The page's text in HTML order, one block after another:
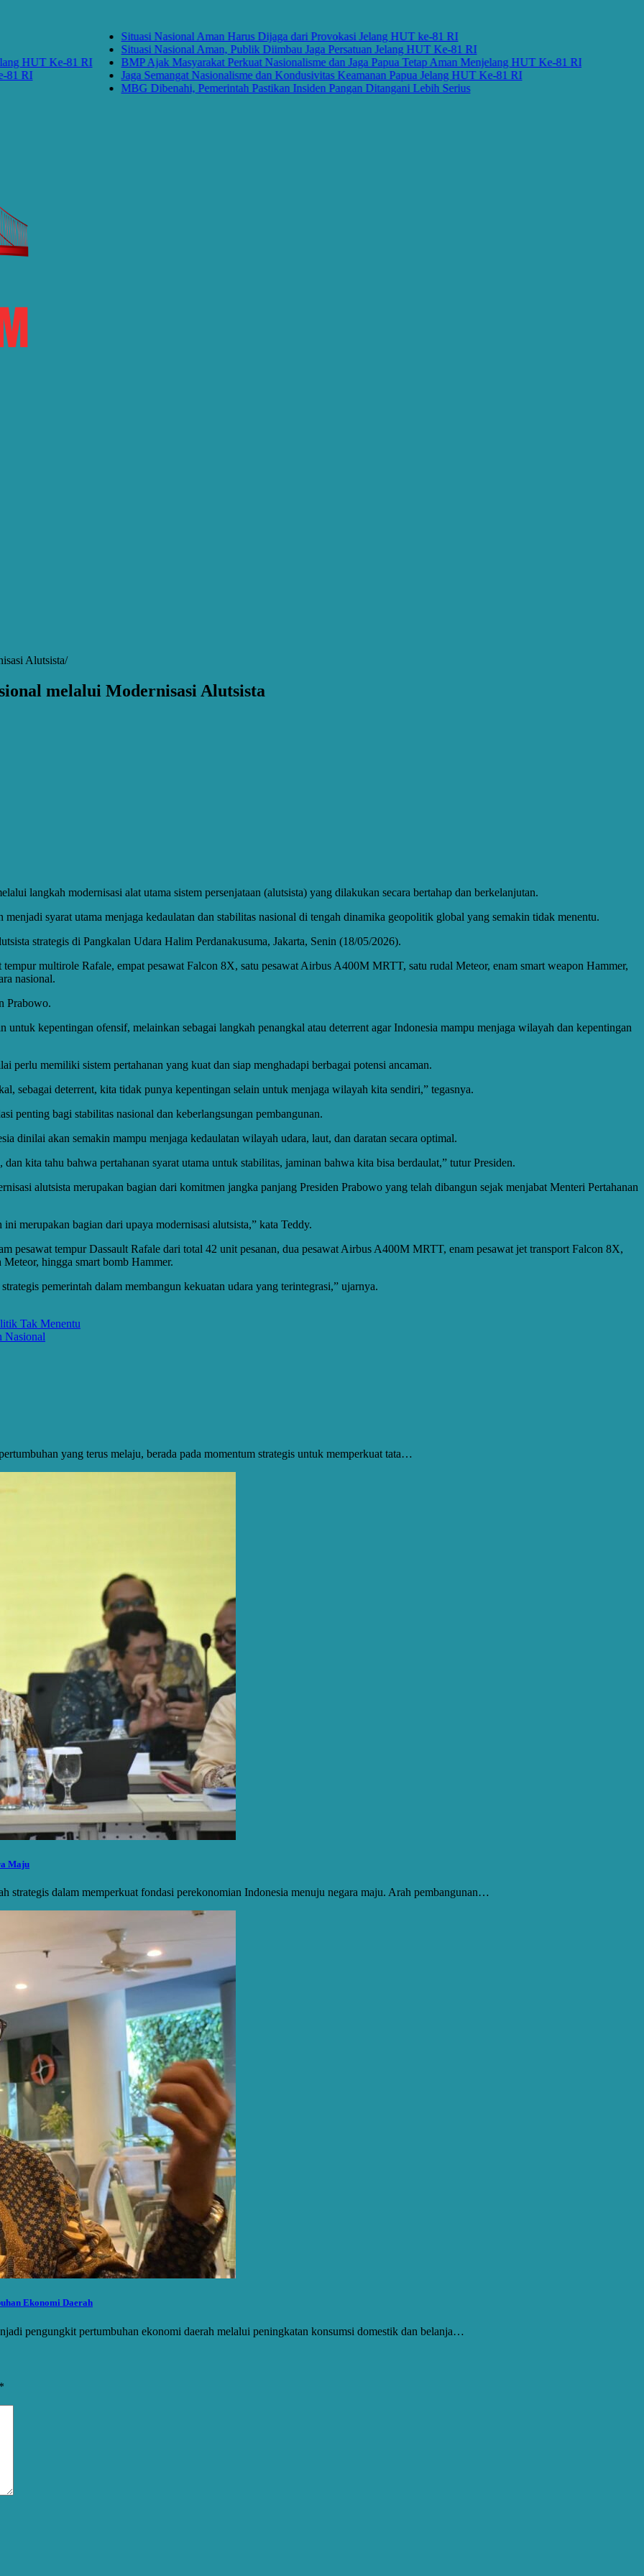
HUT Ke-81 RI
RI
Situasi Nasional Aman Harus Dijaga dari Provokasi Jelang HUT ke-81 RI
Situasi Nasional Aman, Publik Diimbau Jaga Persatuan Jelang HUT Ke-81 RI
BMP Ajak Masyarakat Perkuat Nasionalisme dan Jaga Papua Tetap Aman Menjelang HUT Ke-81 RI
Jaga Semangat Nasionalisme dan Kondusivitas Keamanan Papua Jelang HUT Ke-81 RI
MBG Dibenahi, Pemerintah Pastikan Insiden Pangan Ditangani Lebih Serius
Alutsista
melalui Modernisasi Alutsista
langkah modernisasi alat utama sistem persenjataan (alutsista) yang dilakukan secara bertahap dan berkelanjutan.
syarat utama menjaga kedaulatan dan stabilitas nasional di tengah dinamika geopolitik global yang semakin tidak menentu.
strategis di Pangkalan Udara Halim Perdanakusuma, Jakarta, Senin (18/05/2026).
multirole Rafale, empat pesawat Falcon 8X, satu pesawat Airbus A400M MRTT, satu rudal Meteor, enam smart weapon Hammer,
nasional.
Prabowo.
kepentingan ofensif, melainkan sebagai langkah penangkal atau deterrent agar Indonesia mampu menjaga wilayah dan kepentingan
perlu memiliki sistem pertahanan yang kuat dan siap menghadapi berbagai potensi ancaman.
sebagai deterrent, kita tidak punya kepentingan selain untuk menjaga wilayah kita sendiri,” tegasnya.
penting bagi stabilitas nasional dan keberlangsungan pembangunan.
dinilai akan semakin mampu menjaga kedaulatan wilayah udara, laut, dan daratan secara optimal.
kita tahu bahwa pertahanan syarat utama untuk stabilitas, jaminan bahwa kita bisa berdaulat,” tutur Presiden.
alutsista merupakan bagian dari komitmen jangka panjang Presiden Prabowo yang telah dibangun sejak menjabat Menteri Pertahanan
merupakan bagian dari upaya modernisasi alutsista,” kata Teddy.
pesawat tempur Dassault Rafale dari total 42 unit pesanan, dua pesawat Airbus A400M MRTT, enam pesawat jet transport Falcon 8X,
hingga smart bomb Hammer.
pemerintah dalam membangun kekuatan udara yang terintegrasi,” ujarnya.
Tak Menentu
Nasional
yang terus melaju, berada pada momentum strategis untuk memperkuat tata…
Maju
strategis dalam memperkuat fondasi perekonomian Indonesia menuju negara maju. Arah pembangunan…
Ekonomi Daerah
pengungkit pertumbuhan ekonomi daerah melalui peningkatan konsumsi domestik dan belanja…
*